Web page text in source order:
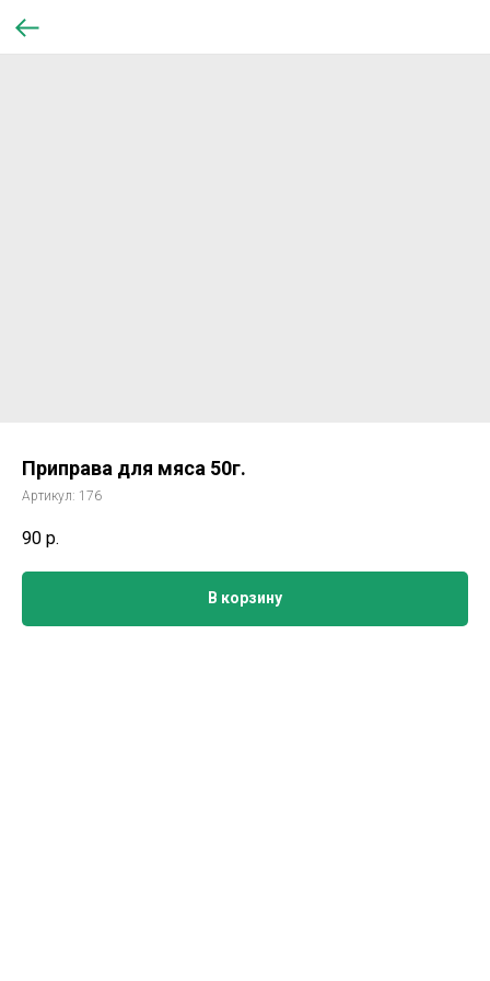
Приправа для мяса 50г.
Артикул: 176
90 р.
В корзину